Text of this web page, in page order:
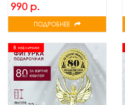
990 р.
ПОДРОБНЕЕ
В наличии